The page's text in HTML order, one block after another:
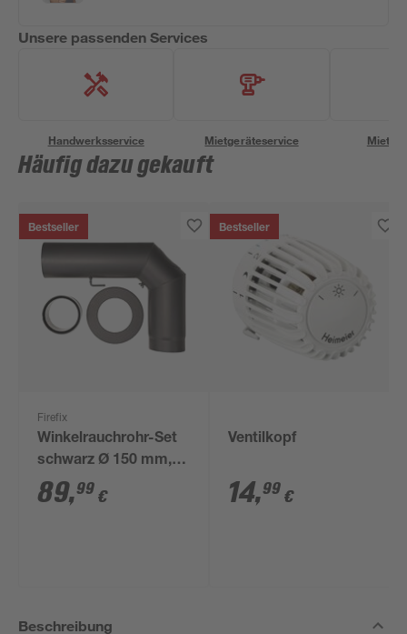
Unsere passenden Services
Handwerksservice Mietgeräteservice
Häufig dazu gekauft
Bestseller
Firefix
Winkelrauchrohr-Set
schwarz Ø 150 mm,
3-teilig
89,99 €
Bestseller
Ventilkopf
14,99 €
Beschreibung